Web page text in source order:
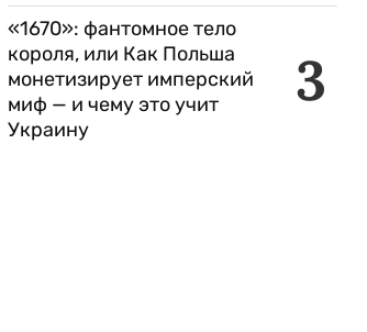
3
«1670»: фантомное тело
короля, или Как Польша
монетизирует имперский
миф — и чему это учит
Украину